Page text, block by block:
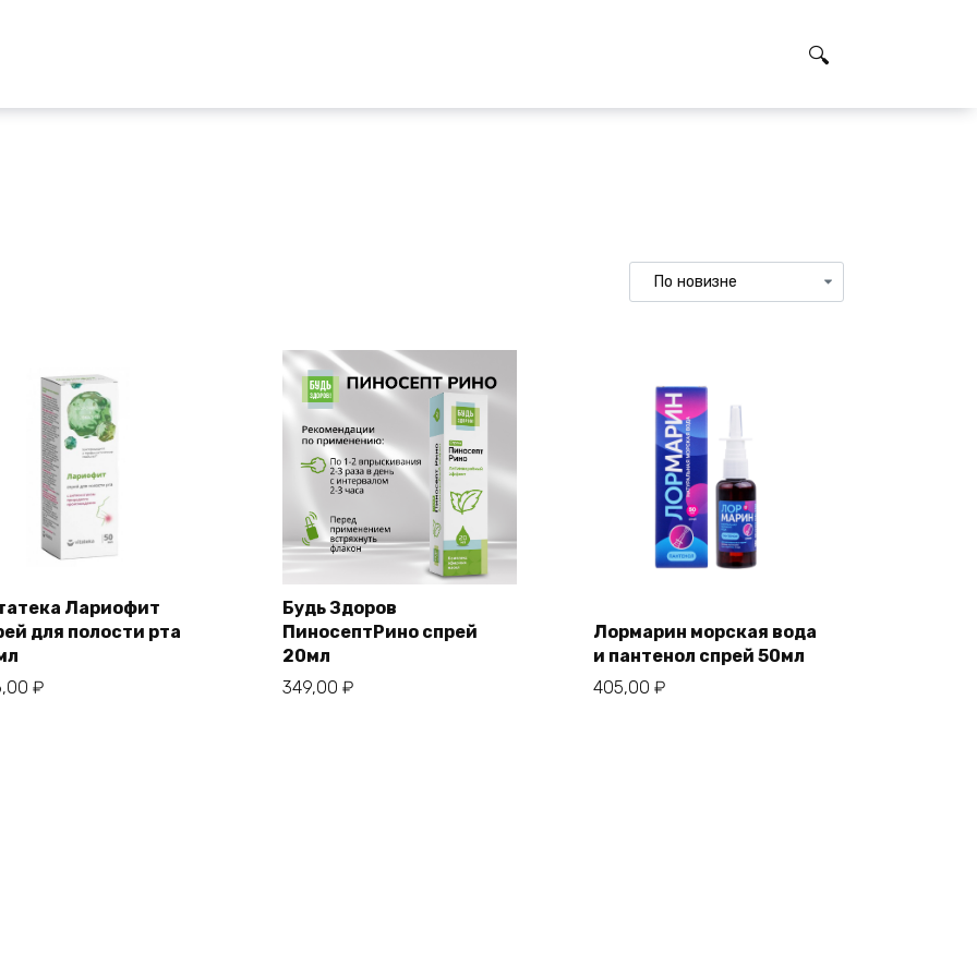
Лариофит
для полости рта
₽
Будь Здоров
ПиносептРино спрей
20мл
349,00 ₽
Лормарин морская вода
и пантенол спрей 50мл
405,00 ₽